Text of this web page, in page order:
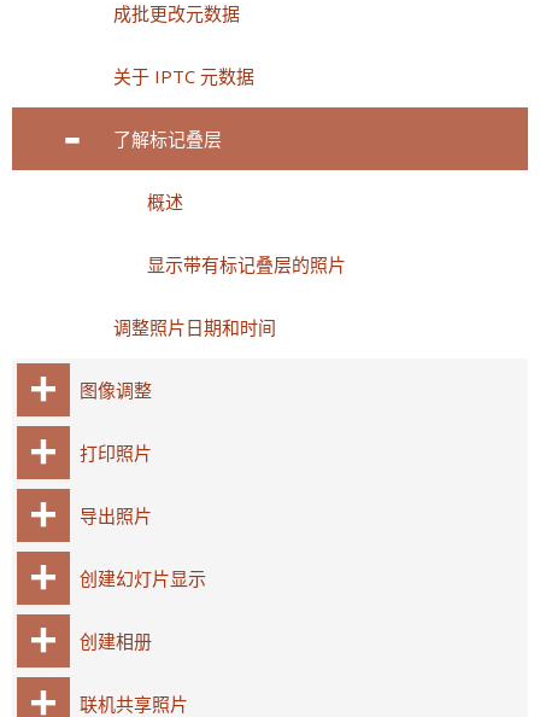
成批更改元数据
关于 IPTC 元数据
了解标记叠层
概述
显示带有标记叠层的照片
调整照片日期和时间
图像调整
打印照片
导出照片
创建幻灯片显示
创建相册
联机共享照片